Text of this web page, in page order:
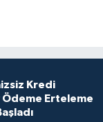
Kredi
Ödeme Erteleme